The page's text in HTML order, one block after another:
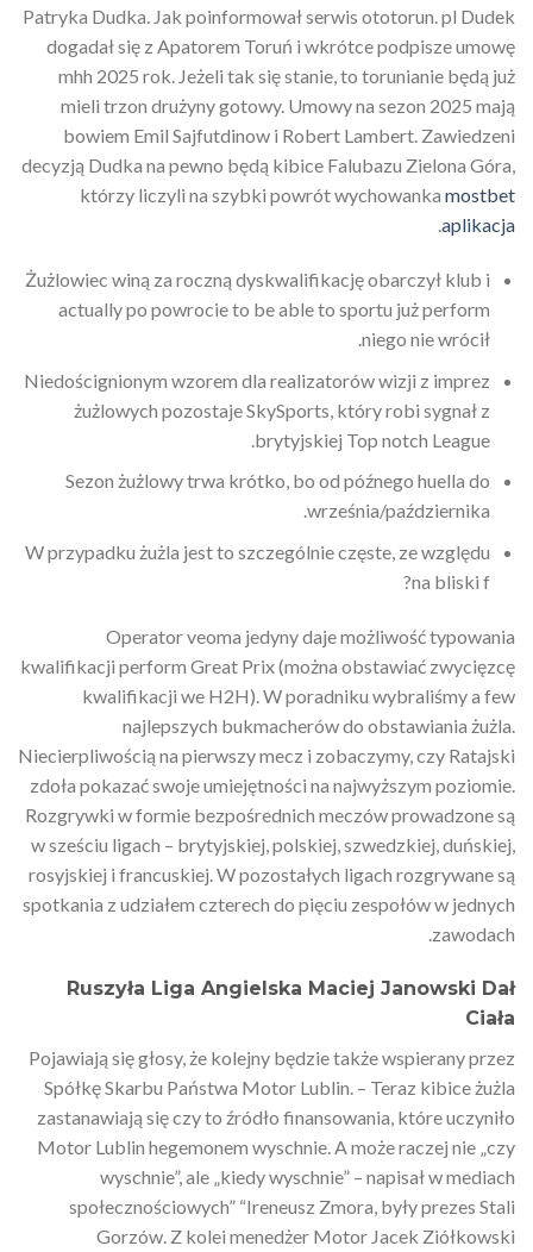
Patryka Dudka. Jak poinformował serwis ototorun. pl Dudek
dogadał się z Apatorem Toruń i wkrótce podpisze umowę
mhh 2025 rok. Jeżeli tak się stanie, to torunianie będą już
mieli trzon drużyny gotowy. Umowy na sezon 2025 mają
bowiem Emil Sajfutdinow i Robert Lambert. Zawiedzeni
decyzją Dudka na pewno będą kibice Falubazu Zielona Góra,
którzy liczyli na szybki powrót wychowanka mostbet
aplikacja
.
Żużlowiec winą za roczną dyskwalifikację obarczył klub i
actually po powrocie to be able to sportu już perform
niego nie wrócił.
Niedoścignionym wzorem dla realizatorów wizji z imprez
żużlowych pozostaje SkySports, który robi sygnał z
brytyjskiej Top notch League.
Sezon żużlowy trwa krótko, bo od późnego huella do
września/października.
W przypadku żużla jest to szczególnie częste, ze względu
na bliski f?
Operator veoma jedyny daje możliwość typowania
kwalifikacji perform Great Prix (można obstawiać zwycięzcę
kwalifikacji we H2H). W poradniku wybraliśmy a few
najlepszych bukmacherów do obstawiania żużla.
Niecierpliwością na pierwszy mecz i zobaczymy, czy Ratajski
zdoła pokazać swoje umiejętności na najwyższym poziomie.
Rozgrywki w formie bezpośrednich meczów prowadzone są
w sześciu ligach – brytyjskiej, polskiej, szwedzkiej, duńskiej,
rosyjskiej i francuskiej. W pozostałych ligach rozgrywane są
spotkania z udziałem czterech do pięciu zespołów w jednych
zawodach.
Ruszyła Liga Angielska Maciej Janowski Dał
Ciała
Pojawiają się głosy, że kolejny będzie także wspierany przez
Spółkę Skarbu Państwa Motor Lublin. – Teraz kibice żużla
zastanawiają się czy to źródło finansowania, które uczyniło
Motor Lublin hegemonem wyschnie. A może raczej nie „czy
wyschnie”, ale „kiedy wyschnie” – napisał w mediach
społecznościowych” “Ireneusz Zmora, były prezes Stali
Gorzów. Z kolei menedżer Motor Jacek Ziółkowski